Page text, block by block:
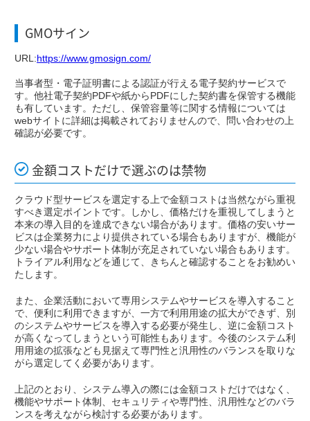
GMOサイン
URL:https://www.gmosign.com/
当事者型・電子証明書による認証が行える電子契約サービスで
す。他社電子契約PDFや紙からPDFにした契約書を保管する機能
も有しています。ただし、保管容量等に関する情報については
webサイトに詳細は掲載されておりませんので、問い合わせの上
確認が必要です。
金額コストだけで選ぶのは禁物
クラウド型サービスを選定する上で金額コストは当然ながら重視
すべき選定ポイントです。しかし、価格だけを重視してしまうと
本来の導入目的を達成できない場合があります。価格の安いサー
ビスは企業努力により提供されている場合もありますが、機能が
少ない場合やサポート体制が充足されていない場合もあります。
トライアル利用などを通じて、きちんと確認することをお勧めい
たします。
また、企業活動において専用システムやサービスを導入すること
で、便利に利用できますが、一方で利用用途の拡大ができず、別
のシステムやサービスを導入する必要が発生し、逆に金額コスト
が高くなってしまうという可能性もあります。今後のシステム利
用用途の拡張なども見据えて専門性と汎用性のバランスを取りな
がら選定してく必要があります。
上記のとおり、システム導入の際には金額コストだけではなく、
機能やサポート体制、セキュリティや専門性、汎用性などのバラ
ンスを考えながら検討する必要があります。